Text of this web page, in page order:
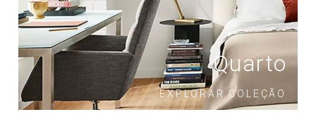
Quarto
EXPLORAR COLEÇÃO